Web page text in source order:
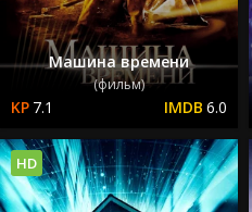
Машина времени
(фильм)
7.1 6.0
HD